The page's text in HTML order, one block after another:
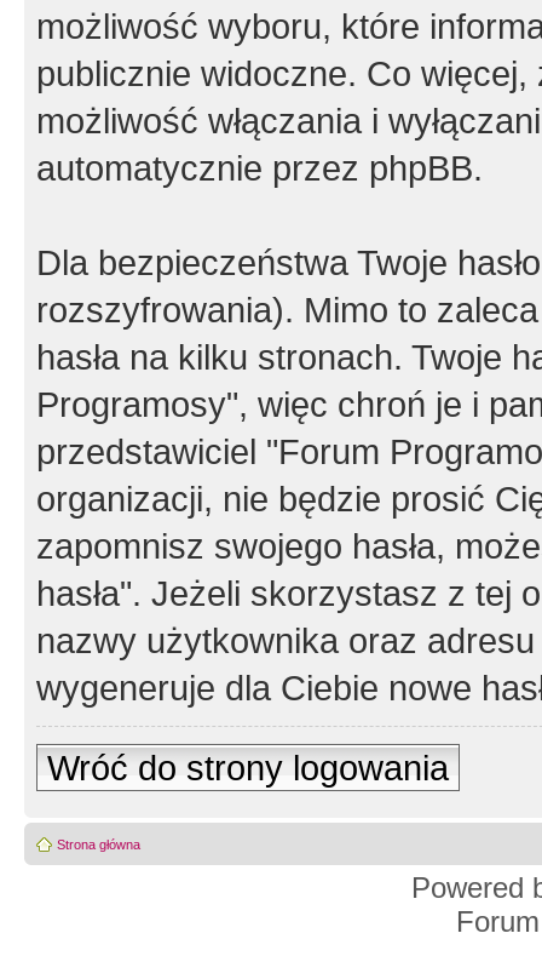
możliwość wyboru, które
publicznie widoczne. Co
możliwość włączania i
automatycznie przez phpBB.
Dla bezpieczeństwa Twoje
rozszyfrowania). Mimo to
hasła na kilku stronach. Twoje
Programosy", więc chroń je i
przedstawiciel "Forum
organizacji, nie będzie prosić
zapomnisz swojego hasła,
hasła". Jeżeli skorzystasz z tej
nazwy użytkownika oraz
wygeneruje dla Ciebie nowe
Wróć do strony logowania
Strona główna
Powered